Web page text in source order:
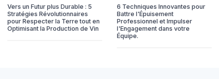
Vers un Futur plus Durable : 5
Stratégies Révolutionnaires
pour Respecter la Terre tout en
Optimisant la Production de Vin
6 Techniques Innovantes pour
Battre l'Épuisement
Professionnel et Impulser
l'Engagement dans votre
Équipe.